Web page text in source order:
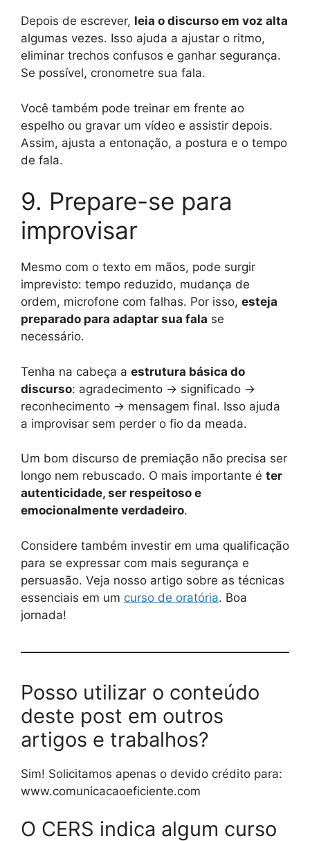
Depois de escrever, leia o discurso em voz alta
algumas vezes. Isso ajuda a ajustar o ritmo,
eliminar trechos confusos e ganhar segurança.
Se possível, cronometre sua fala.
Você também pode treinar em frente ao
espelho ou gravar um vídeo e assistir depois.
Assim, ajusta a entonação, a postura e o tempo
de fala.
9. Prepare-se para
improvisar
Mesmo com o texto em mãos, pode surgir
imprevisto: tempo reduzido, mudança de
ordem, microfone com falhas. Por isso, esteja
preparado para adaptar sua fala se
necessário.
Tenha na cabeça a estrutura básica do
discurso: agradecimento → significado →
reconhecimento → mensagem final. Isso ajuda
a improvisar sem perder o fio da meada.
Um bom discurso de premiação não precisa ser
longo nem rebuscado. O mais importante é ter
autenticidade, ser respeitoso e
emocionalmente verdadeiro.
Considere também investir em uma qualificação
para se expressar com mais segurança e
persuasão. Veja nosso artigo sobre as técnicas
essenciais em um curso de oratória. Boa
jornada!
Posso utilizar o conteúdo
deste post em outros
artigos e trabalhos?
Sim! Solicitamos apenas o devido crédito para:
www.comunicacaoeficiente.com
O CERS indica algum curso